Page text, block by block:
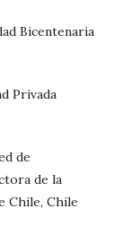
Bicentenaria
Privada
de
de la
Chile, Chile